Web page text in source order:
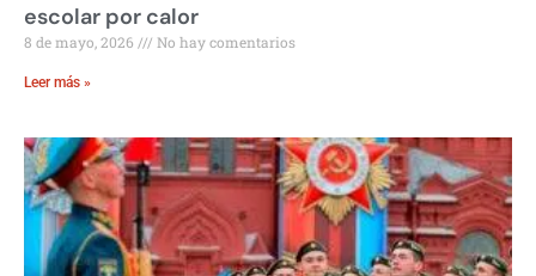
escolar por calor
8 de mayo, 2026 No hay comentarios
Leer más »